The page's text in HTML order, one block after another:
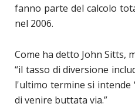
fanno parte del calcolo
nel 2006.
Come ha detto John Sitts,
“il tasso di diversione
l'ultimo termine si intende
di venire buttata via.”